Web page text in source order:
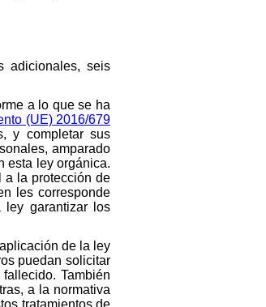
adicionales, seis
a lo que se ha
(UE) 2016/679
y completar sus
amparado
esta ley orgánica.
a la protección de
les corresponde
ley garantizar los
de la ley
puedan solicitar
También
a la normativa